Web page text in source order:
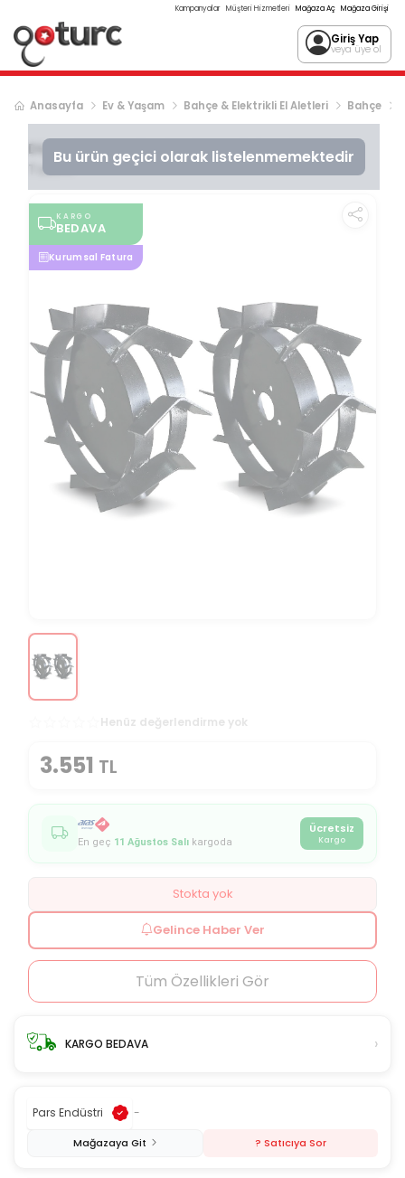
Kampanyalar Müşteri Hizmetleri Mağaza Aç Mağaza Girişi
Giriş Yap
veya üye ol
Anasayfa Ev & Yaşam Bahçe & Elektrikli El Aletleri Bahçe
Bu ürün geçici olarak listelenmemektedir
Diger Çapa Makinaları Demir Teker 400X8
Takım
KARGO
BEDAVA
Kurumsal Fatura
Henüz değerlendirme yok
3.551 TL
En geç 11 Ağustos Salı kargoda
Ücretsiz
Kargo
Stokta yok
Gelince Haber Ver
Tüm Özellikleri Gör
KARGO BEDAVA ›
Pars Endüstri -
Mağazaya Git ? Satıcıya Sor